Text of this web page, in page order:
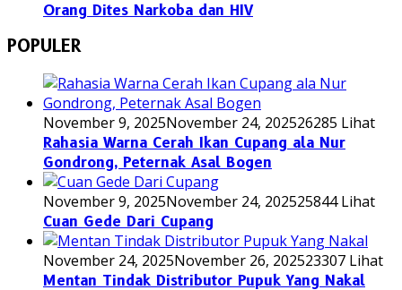
Orang Dites Narkoba dan HIV
POPULER
November 9, 2025November 24, 202526285 Lihat
Rahasia Warna Cerah Ikan Cupang ala Nur
Gondrong, Peternak Asal Bogen
November 9, 2025November 24, 202525844 Lihat
Cuan Gede Dari Cupang
November 24, 2025November 26, 202523307 Lihat
Mentan Tindak Distributor Pupuk Yang Nakal